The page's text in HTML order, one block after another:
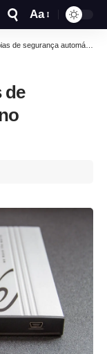
Aa
automáticas no Windows 10
de